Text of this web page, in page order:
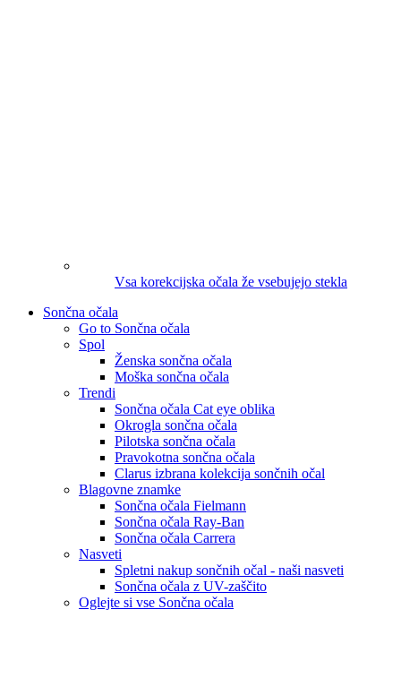
Vsa korekcijska očala že vsebujejo stekla
Sončna očala
Go to Sončna očala
Spol
Ženska sončna očala
Moška sončna očala
Trendi
Sončna očala Cat eye oblika
Okrogla sončna očala
Pilotska sončna očala
Pravokotna sončna očala
Clarus izbrana kolekcija sončnih očal
Blagovne znamke
Sončna očala Fielmann
Sončna očala Ray-Ban
Sončna očala Carrera
Nasveti
Spletni nakup sončnih očal - naši nasveti
Sončna očala z UV-zaščito
Oglejte si vse Sončna očala